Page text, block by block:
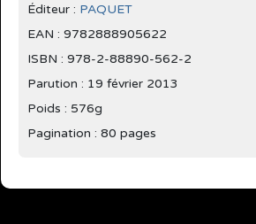
Éditeur : PAQUET
EAN : 9782888905622
ISBN : 978-2-88890-562-2
Parution : 19 février 2013
Poids : 576g
Pagination : 80 pages